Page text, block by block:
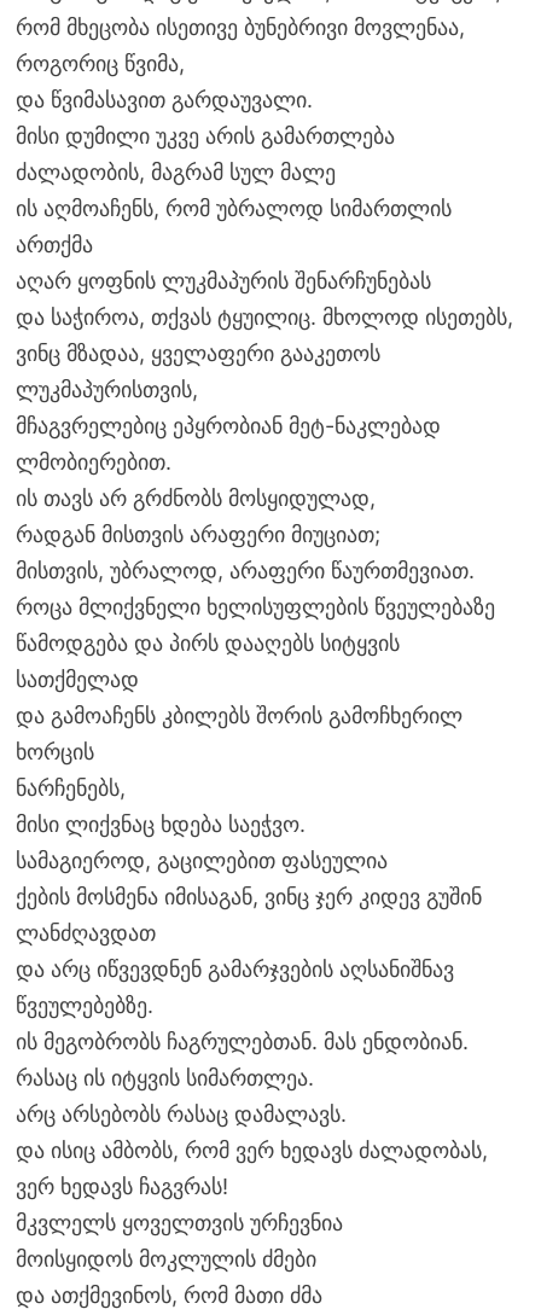
რომ მხეცობა ისეთივე ბუნებრივი მოვლენაა,
როგორიც წვიმა,
და წვიმასავით გარდაუვალი.
მისი დუმილი უკვე არის გამართლება
ძალადობის, მაგრამ სულ მალე
ის აღმოაჩენს, რომ უბრალოდ სიმართლის
ართქმა
აღარ ყოფნის ლუკმაპურის შენარჩუნებას
და საჭიროა, თქვას ტყუილიც. მხოლოდ ისეთებს,
ვინც მზადაა, ყველაფერი გააკეთოს
ლუკმაპურისთვის,
მჩაგვრელებიც ეპყრობიან მეტ-ნაკლებად
ლმობიერებით.
ის თავს არ გრძნობს მოსყიდულად,
რადგან მისთვის არაფერი მიუციათ;
მისთვის, უბრალოდ, არაფერი წაურთმევიათ.
როცა მლიქვნელი ხელისუფლების წვეულებაზე
წამოდგება და პირს დააღებს სიტყვის
სათქმელად
და გამოაჩენს კბილებს შორის გამოჩხერილ
ხორცის
ნარჩენებს,
მისი ლიქვნაც ხდება საეჭვო.
სამაგიეროდ, გაცილებით ფასეულია
ქების მოსმენა იმისაგან, ვინც ჯერ კიდევ გუშინ
ლანძღავდათ
და არც იწვევდნენ გამარჯვების აღსანიშნავ
წვეულებებზე.
ის მეგობრობს ჩაგრულებთან. მას ენდობიან.
რასაც ის იტყვის სიმართლეა.
არც არსებობს რასაც დამალავს.
და ისიც ამბობს, რომ ვერ ხედავს ძალადობას,
ვერ ხედავს ჩაგვრას!
მკვლელს ყოველთვის ურჩევნია
მოისყიდოს მოკლულის ძმები
და ათქმევინოს, რომ მათი ძმა